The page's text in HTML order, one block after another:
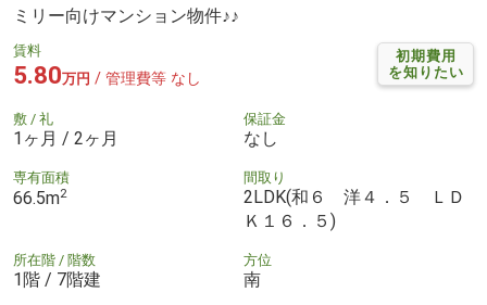
ミリー向けマンション物件♪♪
初期費用
を知りたい
賃料
5.80万円 / 管理費等 なし
敷 / 礼
1ヶ月 / 2ヶ月
保証金
なし
専有面積
66.5m2
間取り
2LDK(和６ 洋４．５ ＬＤ
Ｋ１６．５)
所在階 / 階数
1階 / 7階建
方位
南